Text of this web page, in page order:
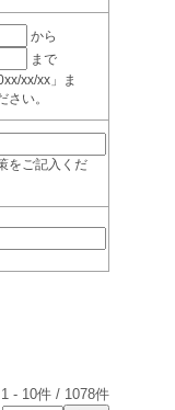
から
まで
xx/xx」ま
い。
をご記入くだ
1 - 10件 / 1078件